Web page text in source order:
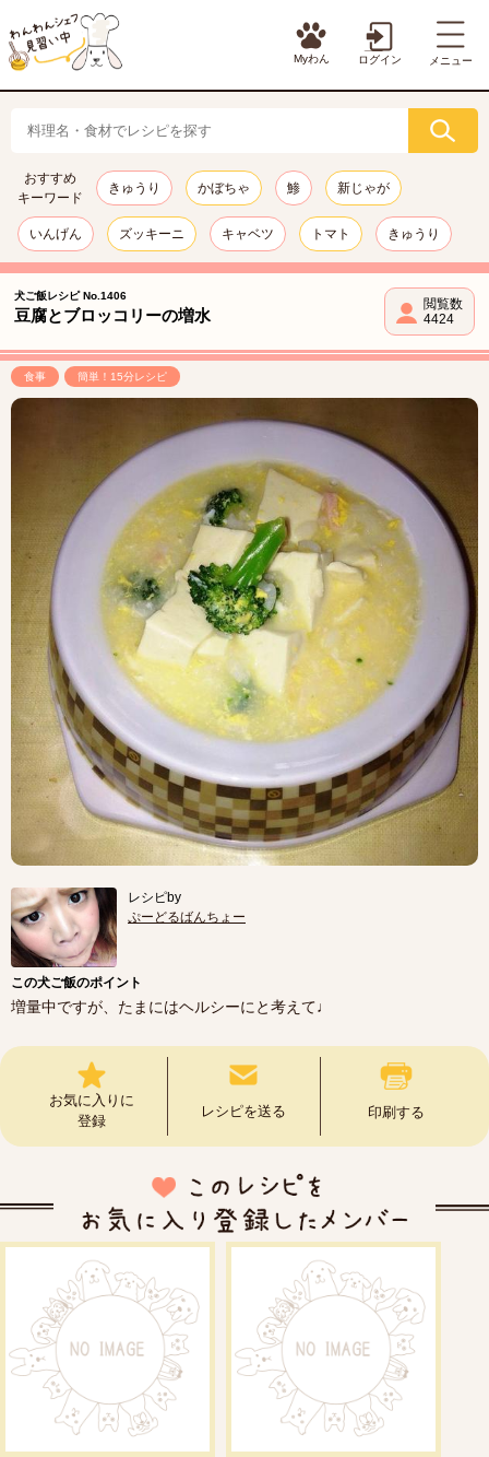
Myわん ログイン メニュー
おすすめ
キーワード
きゅうり かぼちゃ 鯵 新じゃが
いんげん ズッキーニ キャベツ トマト きゅうり
犬ご飯レシピ No.1406
豆腐とブロッコリーの増水
閲覧数
4424
食事 簡単！15分レシピ
レシピby
ぷーどるばんちょー
この犬ご飯のポイント
増量中ですが、たまにはヘルシーにと考えて♩
お気に入りに
登録
レシピを送る 印刷する